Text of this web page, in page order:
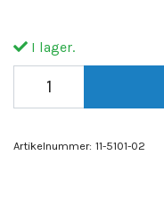
I lager.
Artikelnummer: 11-5101-02